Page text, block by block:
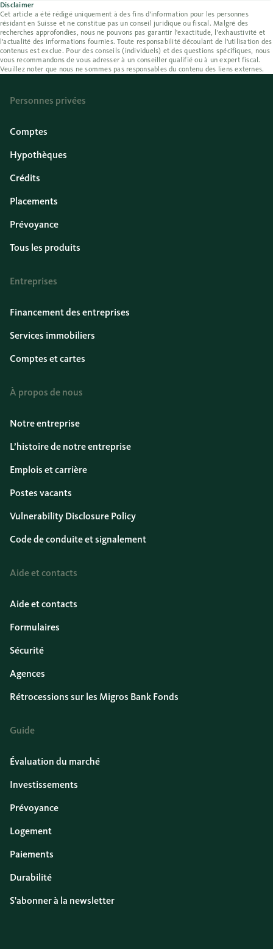
Disclaimer
Cet article a été rédigé uniquement à des fins d'information pour les personnes
résidant en Suisse et ne constitue pas un conseil juridique ou fiscal. Malgré des
recherches approfondies, nous ne pouvons pas garantir l'exactitude, l'exhaustivité et
l'actualité des informations fournies. Toute responsabilité découlant de l'utilisation des
contenus est exclue. Pour des conseils (individuels) et des questions spécifiques, nous
vous recommandons de vous adresser à un conseiller qualifié ou à un expert fiscal.
Veuillez noter que nous ne sommes pas responsables du contenu des liens externes.
Personnes privées
Comptes
Hypothèques
Crédits
Placements
Prévoyance
Tous les produits
Entreprises
Financement des entreprises
Services immobiliers
Comptes et cartes
À propos de nous
Notre entreprise
L’histoire de notre entreprise
Emplois et carrière
Postes vacants
Vulnerability Disclosure Policy
Code de conduite et signalement
Aide et contacts
Aide et contacts
Formulaires
Sécurité
Agences
Rétrocessions sur les Migros Bank Fonds
Guide
Évaluation du marché
Investissements
Prévoyance
Logement
Paiements
Durabilité
S'abonner à la newsletter